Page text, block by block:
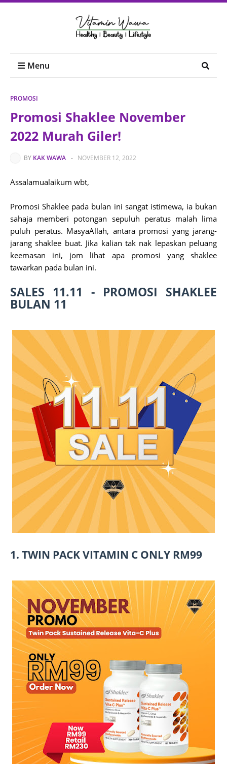
Menu
PROMOSI
Promosi Shaklee November
2022 Murah Giler!
BY KAK WAWA - NOVEMBER 12, 2022
Assalamualaikum wbt,
Promosi Shaklee pada bulan ini sangat istimewa, ia bukan
sahaja memberi potongan sepuluh peratus malah lima
puluh peratus. MasyaAllah, antara promosi yang jarang-
jarang shaklee buat. Jika kalian tak nak lepaskan peluang
keemasan ini, jom lihat apa promosi yang shaklee
tawarkan pada bulan ini.
SALES 11.11 - PROMOSI SHAKLEE
BULAN 11
1. TWIN PACK VITAMIN C ONLY RM99